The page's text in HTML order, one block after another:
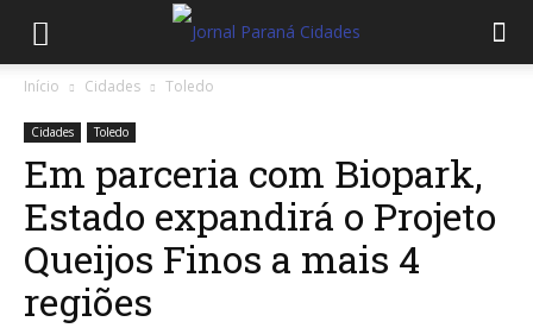
Início Cidades Toledo
Cidades Toledo
Em parceria com Biopark,
Estado expandirá o Projeto
Queijos Finos a mais 4
regiões